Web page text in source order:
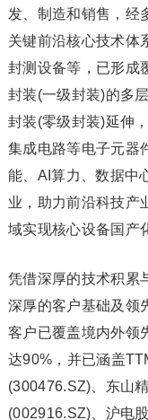
发、制造和销售，经
关键前沿核心技术体
封测设备等，已形成
封装(一级封装)的多
封装(零级封装)延伸
集成电路等电子元器
能、AI算力、数据中
业，助力前沿科技产
域实现核心设备国产
凭借深厚的技术积累
深厚的客户基础及领
客户已覆盖境内外领
达90%，并已涵盖
(300476.SZ)、东山
(002916.SZ)、沪电